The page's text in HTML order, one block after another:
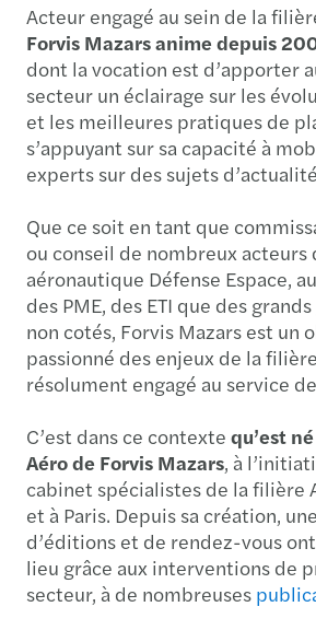
Acteur engagé au sein de la
Forvis Mazars anime depuis
dont la vocation est d’apporter
secteur un éclairage sur les
et les meilleures pratiques de
s’appuyant sur sa capacité à
experts sur des sujets
Que ce soit en tant que
ou conseil de nombreux acteurs
aéronautique Défense Espace,
des PME, des ETI que des
non cotés, Forvis Mazars est un
passionné des enjeux de la
résolument engagé au service
C’est dans ce contexte qu’est
Aéro de Forvis Mazars, à
cabinet spécialistes de la filière
et à Paris. Depuis sa création,
d’éditions et de rendez-vous
lieu grâce aux interventions de
secteur, à de nombreuses